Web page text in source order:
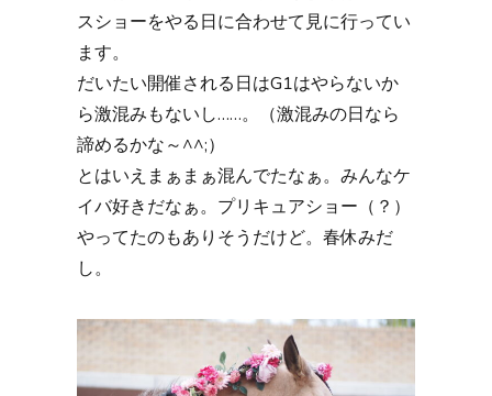
スショーをやる日に合わせて見に行ってい
ます。
だいたい開催される日はG1はやらないか
ら激混みもないし……。（激混みの日なら
諦めるかな～^^;）
とはいえまぁまぁ混んでたなぁ。みんなケ
イバ好きだなぁ。プリキュアショー（？）
やってたのもありそうだけど。春休みだ
し。